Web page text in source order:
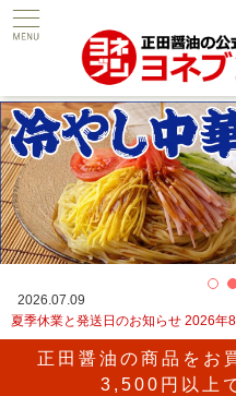
2026.07.09
夏季休業と発送日のお知らせ 2026年8
正田醤油の商品をお
3,500円以上